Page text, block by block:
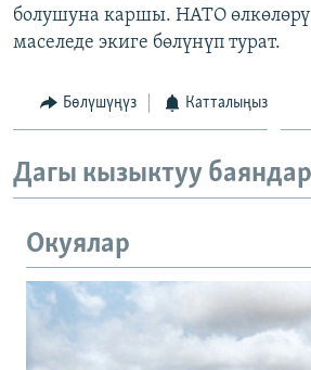
болушуна каршы. НАТО өлкөлөрү
маселеде экиге бөлүнүп турат.
Бөлүшүңүз Катталыңыз
Дагы кызыктуу баяндар
Окуялар